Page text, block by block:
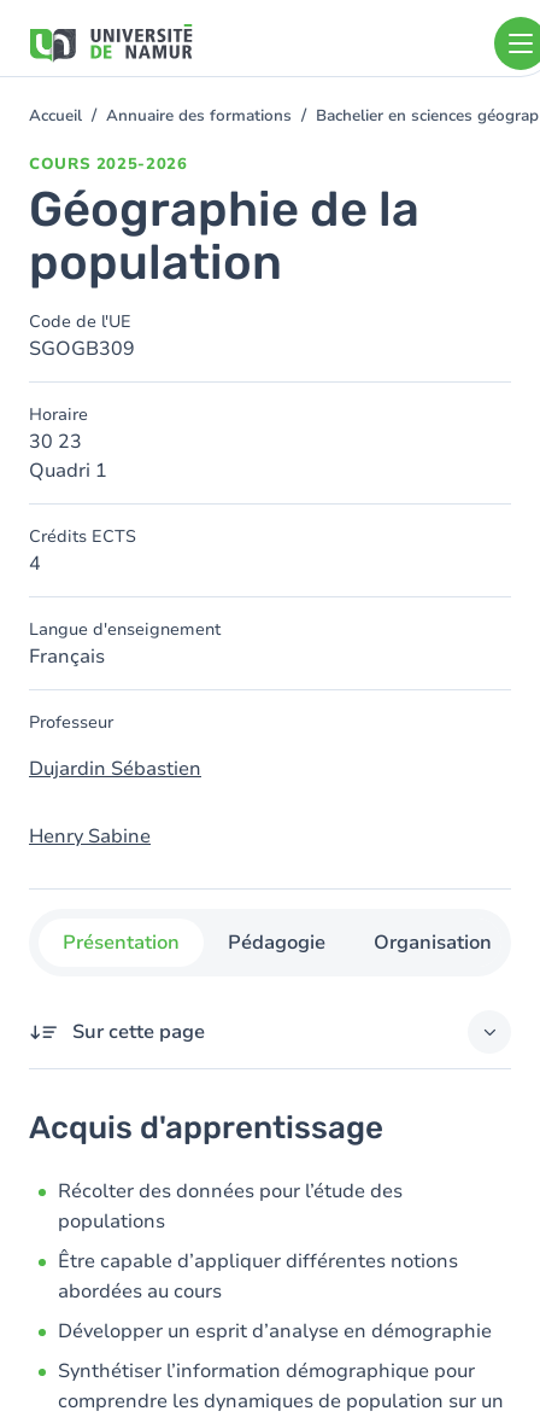
contenu
You
Accueil Annuaire des formations Bachelier en sciences
COURS 2025-2026
Géographie de la
population
Code de l'UE
SGOGB309
Horaire
30 23
Quadri 1
Crédits ECTS
4
Langue d'enseignement
Français
Professeur
Dujardin Sébastien
Henry Sabine
Présentation Pédagogie Organisation
Sur cette page
Objectifs
Contenu
Exercices
Acquis d'apprentissage
Récolter des données pour l’étude des
populations
Être capable d’appliquer différentes notions
abordées au cours
Développer un esprit d’analyse en démographie
Synthétiser l’information démographique pour
comprendre les dynamiques de population sur un